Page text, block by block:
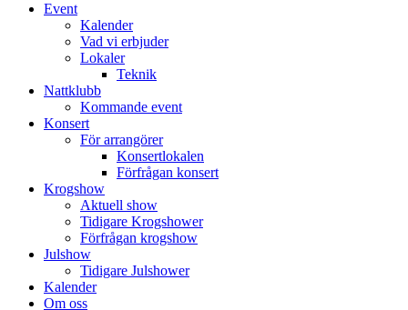
Event
Kalender
Vad vi erbjuder
Lokaler
Teknik
Nattklubb
Kommande event
Konsert
För arrangörer
Konsertlokalen
Förfrågan konsert
Krogshow
Aktuell show
Tidigare Krogshower
Förfrågan krogshow
Julshow
Tidigare Julshower
Kalender
Om oss